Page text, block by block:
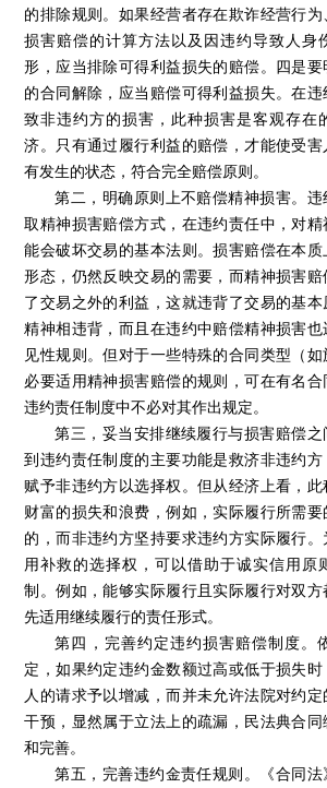
的排除规则。如果经营者存在欺诈经营行
损害赔偿的计算方法以及因违约导致人身
形，应当排除可得利益损失的赔偿。四是
的合同解除，应当赔偿可得利益损失。在
致非违约方的损害，此种损害是客观存在
济。只有通过履行利益的赔偿，才能使受
有发生的状态，符合完全赔偿原则。
第二，明确原则上不赔偿精神损害。
取精神损害赔偿方式，在违约责任中，对
能会破坏交易的基本法则。损害赔偿在本
形态，仍然反映交易的需要，而精神损害
了交易之外的利益，这就违背了交易的基
精神相违背，而且在违约中赔偿精神损害
见性规则。但对于一些特殊的合同类型（
必要适用精神损害赔偿的规则，可在有名合
违约责任制度中不必对其作出规定。
第三，妥当安排继续履行与损害赔偿
到违约责任制度的主要功能是救济非违约
赋予非违约方以选择权。但从经济上看，
财富的损失和浪费，例如，实际履行所需
的，而非违约方坚持要求违约方实际履行
用补救的选择权，可以借助于诚实信用原
制。例如，能够实际履行且实际履行对双
先适用继续履行的责任形式。
第四，完善约定违约损害赔偿制度。
定，如果约定违约金数额过高或低于损失
人的请求予以增减，而并未允许法院对约
干预，显然属于立法上的疏漏，民法典合
和完善。
第五，完善违约金责任规则。《合同